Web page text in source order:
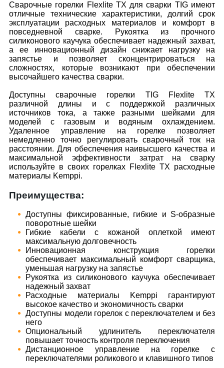
Сварочные горелки Flexlite TX для сварки TIG имеют
отличные технические характеристики, долгий срок
эксплуатации расходных материалов и комфорт в
повседневной сварке. Рукоятка из прочного
силиконового каучука обеспечивает надежный захват,
а ее инновационный дизайн снижает нагрузку на
запястье и позволяет сконцентрироваться на
сложностях, которые возникают при обеспечении
высочайшего качества сварки.
Доступны сварочные горелки TIG Flexlite TX
различной длины и с поддержкой различных
источников тока, а также разными шейками для
моделей с газовым и водяным охлаждением.
Удаленное управление на горелке позволяет
немедленно точно регулировать сварочный ток на
расстоянии. Для обеспечения наивысшего качества и
максимальной эффективности затрат на сварку
используйте в своих горелках Flexlite TX расходные
материалы Kemppi.
Преимущества:
Доступны фиксированные, гибкие и S-образные
поворотные шейки
Гибкие кабели с кожаной оплеткой имеют
максимальную долговечность
Инновационная конструкция горелки
обеспечивает максимальный комфорт сварщика,
уменьшая нагрузку на запястье
Рукоятка из силиконового каучука обеспечивает
надежный захват
Расходные материалы Kemppi гарантируют
высокое качество и экономичность сварки
Доступны модели горелок с переключателем и без
него
Опциональный удлинитель переключателя
повышает точность контроля переключения
Дистанционное управление на горелке с
переключателями роликового и клавишного типов